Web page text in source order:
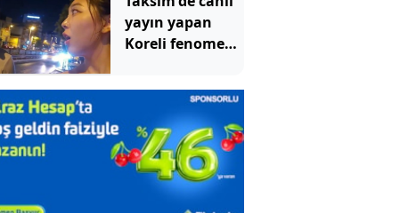
yayın yapan
Koreli fenomene